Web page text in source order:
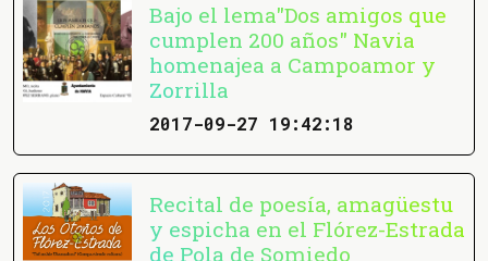
Bajo el lema"Dos amigos que
cumplen 200 años" Navia
homenajea a Campoamor y
Zorrilla
2017-09-27 19:42:18
Recital de poesía, amagüestu
y espicha en el Flórez-Estrada
de Pola de Somiedo